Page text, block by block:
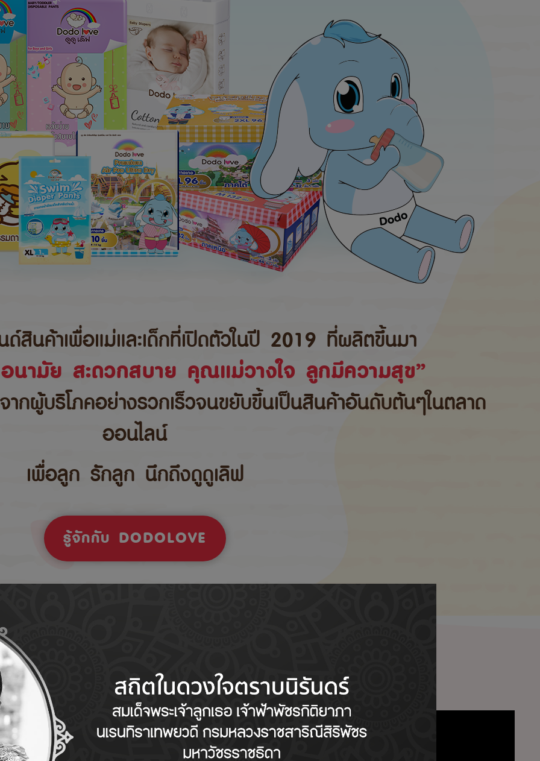
สินค้าเพื่อแม่และเด็กที่เปิดตัวในปี 2019 ที่ผลิตขึ้นมา
นามัย สะดวกสบาย คุณแม่วางใจ ลูกมีความสุข”
ากผู้บริโภคอย่างรวกเร็วจนขยับขึ้นเป็นสินค้าอันดับต้นๆในตลาด
ออนไลน์
เพื่อลูก รักลูก นึกถึงดูดูเลิฟ
รู้จักกับ DODOLOVE
Tips